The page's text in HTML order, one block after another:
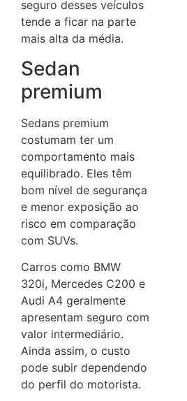
seguro desses veículos
tende a ficar na parte
mais alta da média.
Sedan
premium
Sedans premium
costumam ter um
comportamento mais
equilibrado. Eles têm
bom nível de segurança
e menor exposição ao
risco em comparação
com SUVs.
Carros como BMW
320i, Mercedes C200 e
Audi A4 geralmente
apresentam seguro com
valor intermediário.
Ainda assim, o custo
pode subir dependendo
do perfil do motorista.